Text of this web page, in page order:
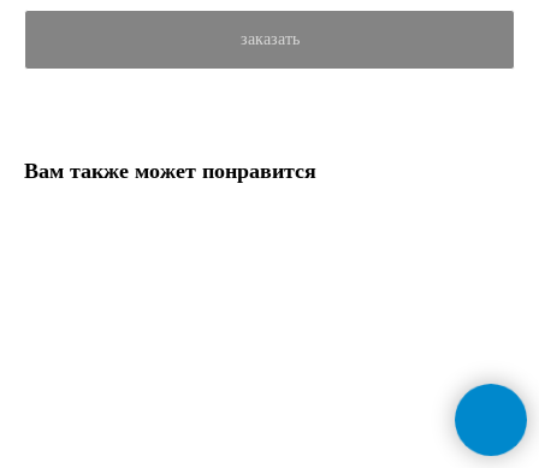
заказать
Вам также может понравится